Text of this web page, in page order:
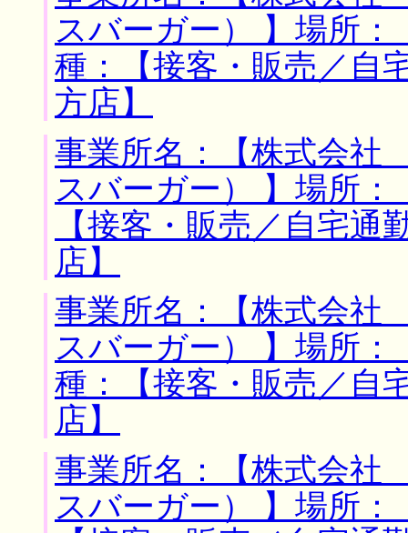
スバーガー） 】場所
種：【接客・販売／自
方店】
事業所名：【株式会
スバーガー） 】場所
【接客・販売／自宅通
店】
事業所名：【株式会
スバーガー） 】場所
種：【接客・販売／自
店】
事業所名：【株式会
スバーガー） 】場所